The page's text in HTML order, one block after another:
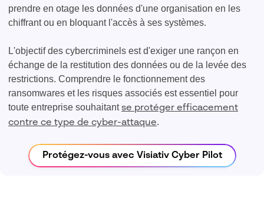
prendre en otage les données d'une organisation en les
chiffrant ou en bloquant l'accès à ses systèmes.
L'objectif des cybercriminels est d'exiger une rançon en
échange de la restitution des données ou de la levée des
restrictions. Comprendre le fonctionnement des
ransomwares et les risques associés est essentiel pour
toute entreprise souhaitantse protéger efficacement
contre ce type de cyber-attaque.
Protégez-vous avec Visiativ Cyber Pilot